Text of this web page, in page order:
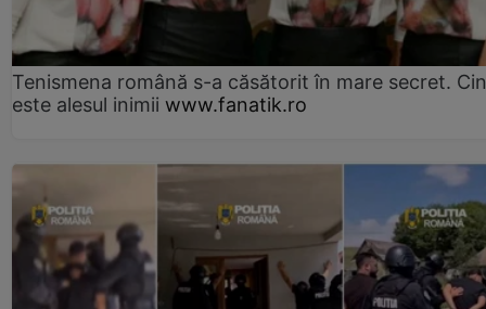
Tenismena română s-a căsătorit în mare secret.
este alesul inimii www.fanatik.ro